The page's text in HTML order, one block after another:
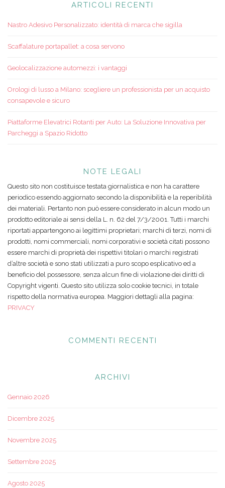
ARTICOLI RECENTI
Nastro Adesivo Personalizzato: identità di marca che sigilla
Scaffalature portapallet: a cosa servono
Geolocalizzazione automezzi: i vantaggi
Orologi di lusso a Milano: scegliere un professionista per un acquisto
consapevole e sicuro
Piattaforme Elevatrici Rotanti per Auto: La Soluzione Innovativa per
Parcheggi a Spazio Ridotto
NOTE LEGALI
Questo sito non costituisce testata giornalistica e non ha carattere
periodico essendo aggiornato secondo la disponibilità e la reperibilità
dei materiali. Pertanto non può essere considerato in alcun modo un
prodotto editoriale ai sensi della L. n. 62 del 7/3/2001. Tutti i marchi
riportati appartengono ai legittimi proprietari; marchi di terzi, nomi di
prodotti, nomi commerciali, nomi corporativi e società citati possono
essere marchi di proprietà dei rispettivi titolari o marchi registrati
d’altre società e sono stati utilizzati a puro scopo esplicativo ed a
beneficio del possessore, senza alcun fine di violazione dei diritti di
Copyright vigenti. Questo sito utilizza solo cookie tecnici, in totale
rispetto della normativa europea. Maggiori dettagli alla pagina:
PRIVACY
COMMENTI RECENTI
ARCHIVI
Gennaio 2026
Dicembre 2025
Novembre 2025
Settembre 2025
Agosto 2025